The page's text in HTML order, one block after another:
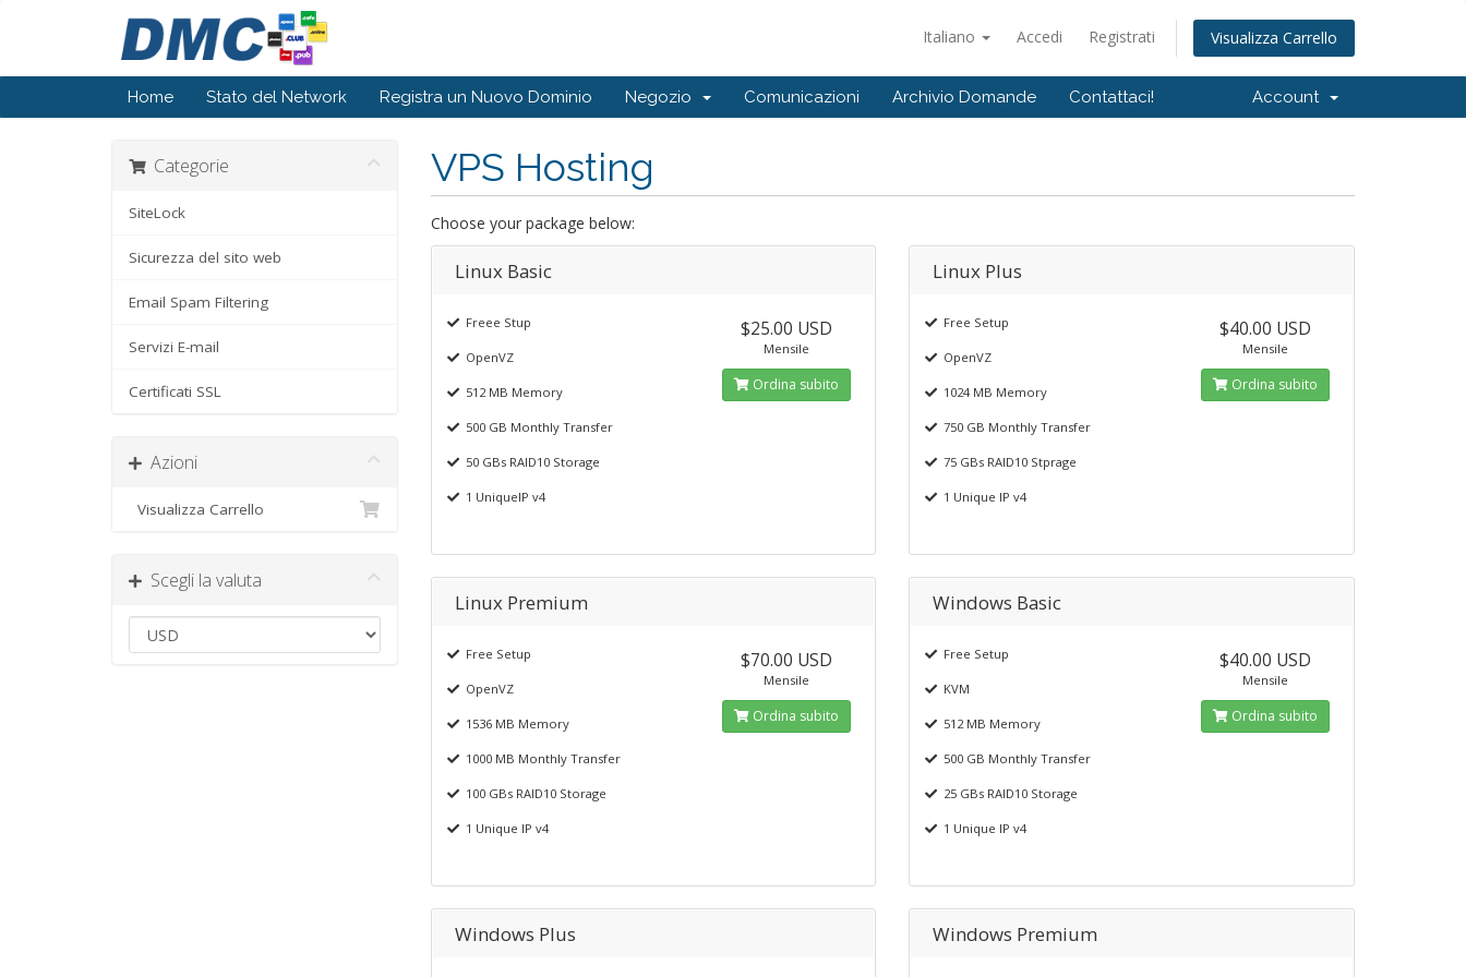
Italiano Accedi Registrati Visualizza Carrello
Home Stato del Network Registra un Nuovo Dominio Negozio Comunicazioni Archivio Domande Contattaci! Account
Categorie
SiteLock
Sicurezza del sito web
Email Spam Filtering
Servizi E-mail
Certificati SSL
Azioni
Visualizza Carrello
Scegli la valuta
VPS Hosting
Choose your package below:
Linux Basic
Freee Stup
OpenVZ
512 MB Memory
500 GB Monthly Transfer
50 GBs RAID10 Storage
1 UniqueIP v4
$25.00 USD
Mensile
Ordina subito
Linux Plus
Free Setup
OpenVZ
1024 MB Memory
750 GB Monthly Transfer
75 GBs RAID10 Stprage
1 Unique IP v4
$40.00 USD
Mensile
Ordina subito
Linux Premium
Free Setup
OpenVZ
1536 MB Memory
1000 MB Monthly Transfer
100 GBs RAID10 Storage
1 Unique IP v4
$70.00 USD
Mensile
Ordina subito
Windows Basic
Free Setup
KVM
512 MB Memory
500 GB Monthly Transfer
25 GBs RAID10 Storage
1 Unique IP v4
$40.00 USD
Mensile
Ordina subito
Windows Plus Windows Premium